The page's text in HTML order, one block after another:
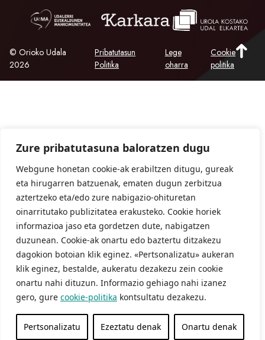
Zure pribatutasuna baloratzen dugu
Webgune honetan cookie-ak erabiltzen ditugu, gureak
eta hirugarren batzuenak, ematen dugun zerbitzua
aztertzeko eta/edo zure nabigazio-ohituretan
oinarritutako publizitatea erakusteko. Cookie horiek
informazioa jaso eta gordetzen dute, nabigatzen
duzunean. Cookie-ak onartu edo baztertu ditzakezu
dagokion botoian klik eginez. «Pertsonalizatu» aukeran
klik eginez, bestalde, aukeratu dezakezu zein cookie
onartu nahi dituzun. Informazio gehiago nahi izanez
gero, gure cookie-politika kontsultatu dezakezu.
Pertsonalizatu Ezeztatu denak Onartu denak
Pribatutasun
Politika
Lege
oharra
Cookie
politika
© Orioko Udala
2026